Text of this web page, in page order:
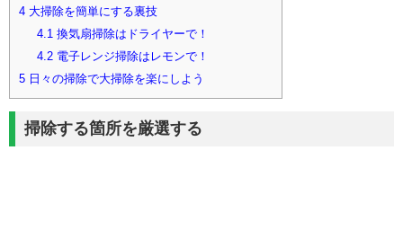
4 大掃除を簡単にする裏技
4.1 換気扇掃除はドライヤーで！
4.2電子レンジ掃除はレモンで！
5 日々の掃除で大掃除を楽にしよう
掃除する箇所を厳選する